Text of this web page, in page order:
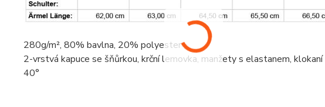
280g/m², 80% bavlna, 20% polyester
2-vrstvá kapuce se šňůrkou, krční lemovka, manžety s elastanem, klokaní
40°